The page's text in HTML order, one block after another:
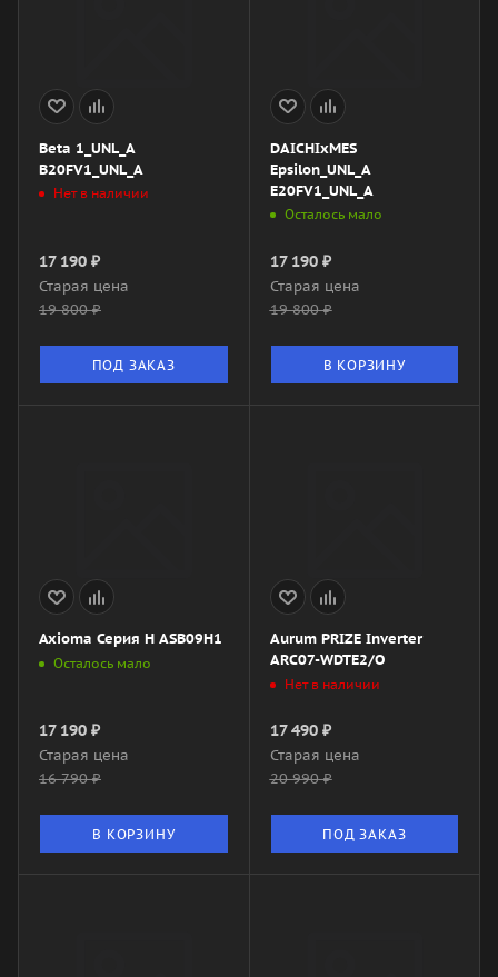
Beta 1_UNL_A
B20FV1_UNL_A
Нет в наличии
17 190 ₽
Старая цена
19 800₽
ПОД ЗАКАЗ
DAICHIxMES
Epsilon_UNL_A
E20FV1_UNL_A
Осталось мало
17 190₽
Старая цена
19 800₽
В КОРЗИНУ
Axioma Серия H ASB09H1
Осталось мало
17 190 ₽
Старая цена
16 790₽
В КОРЗИНУ
Aurum PRIZE Inverter
ARC07-WDTE2/O
Нет в наличии
17 490₽
Старая цена
20 990₽
ПОД ЗАКАЗ